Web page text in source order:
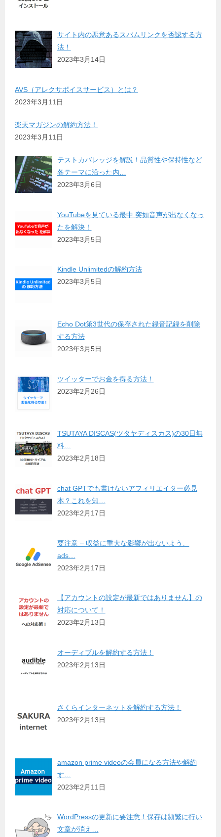
サイト内の悪意あるスパムリンクを否認する方
法！
2023年3月14日
AVS（アレクサボイスサービス）とは？
2023年3月11日
楽天マガジンの解約方法！
2023年3月11日
テストカバレッジを解説！品質性や保持性など
各テーマに沿った内…
2023年3月6日
YouTubeを見ている最中 突如音声が出なくなっ
たを解決！
2023年3月5日
Kindle Unlimitedの解約方法
2023年3月5日
Echo Dot第3世代の保存された録音記録を削除
する方法
2023年3月5日
ツイッターでお金を得る方法！
2023年2月26日
TSUTAYA DISCAS(ツタヤディスカス)の30日無
料…
2023年2月18日
chat GPTでも書けないアフィリエイター必見
本？これを知…
2023年2月17日
要注意 – 収益に重大な影響が出ないよう、
ads…
2023年2月17日
【アカウントの設定が最新ではありません】の
対応について！
2023年2月13日
オーディブルを解約する方法！
2023年2月13日
さくらインターネットを解約する方法！
2023年2月13日
amazon prime videoの会員になる方法や解約
す…
2023年2月11日
WordPressの更新に要注意！保存は頻繁に行い
文章が消え…